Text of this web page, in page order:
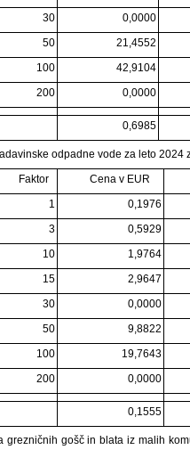
30 0,0000
50 21,4552
100 42,9104
200 0,0000
0,6985
odpadne vode za leto 2024
Faktor Cena v EUR
1 0,1976
3 0,5929
10 1,9764
15 2,9647
30 0,0000
50 9,8822
100 19,7643
200 0,0000
0,1555
grezničnih gošč in blata iz malih